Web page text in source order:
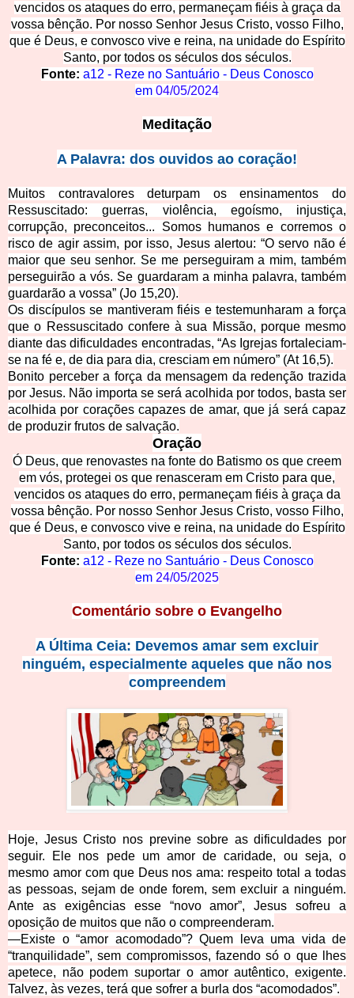
vencidos os ataques do erro, permaneçam fiéis à graça da
vossa bênção. Por nosso Senhor Jesus Cristo, vosso Filho,
que é Deus, e convosco vive e reina, na unidade do Espírito
Santo, por todos os séculos dos séculos.
Fonte: a12 - Reze no Santuário - Deus Conosco
em 04/05/2024
Meditação
A Palavra: dos ouvidos ao coração!
Muitos contravalores deturpam os ensinamentos do
Ressuscitado: guerras, violência, egoísmo, injustiça,
corrupção, preconceitos... Somos humanos e corremos o
risco de agir assim, por isso, Jesus alertou: “O servo não é
maior que seu senhor. Se me perseguiram a mim, também
perseguirão a vós. Se guardaram a minha palavra, também
guardarão a vossa” (Jo 15,20).
Os discípulos se mantiveram fiéis e testemunharam a força
que o Ressuscitado confere à sua Missão, porque mesmo
diante das dificuldades encontradas, “As Igrejas fortaleciam-
se na fé e, de dia para dia, cresciam em número” (At 16,5).
Bonito perceber a força da mensagem da redenção trazida
por Jesus. Não importa se será acolhida por todos, basta ser
acolhida por corações capazes de amar, que já será capaz
de produzir frutos de salvação.
Oração
Ó Deus, que renovastes na fonte do Batismo os que creem
em vós, protegei os que renasceram em Cristo para que,
vencidos os ataques do erro, permaneçam fiéis à graça da
vossa bênção. Por nosso Senhor Jesus Cristo, vosso Filho,
que é Deus, e convosco vive e reina, na unidade do Espírito
Santo, por todos os séculos dos séculos.
Fonte: a12 - Reze no Santuário - Deus Conosco
em 24/05/2025
Comentário sobre o Evangelho
A Última Ceia: Devemos amar sem excluir
ninguém, especialmente aqueles que não nos
compreendem
Hoje, Jesus Cristo nos previne sobre as dificuldades por
seguir. Ele nos pede um amor de caridade, ou seja, o
mesmo amor com que Deus nos ama: respeito total a todas
as pessoas, sejam de onde forem, sem excluir a ninguém.
Ante as exigências esse “novo amor”, Jesus sofreu a
oposição de muitos que não o compreenderam.
—Existe o “amor acomodado”? Quem leva uma vida de
“tranquilidade”, sem compromissos, fazendo só o que lhes
apetece, não podem suportar o amor autêntico, exigente.
Talvez, às vezes, terá que sofrer a burla dos “acomodados”.